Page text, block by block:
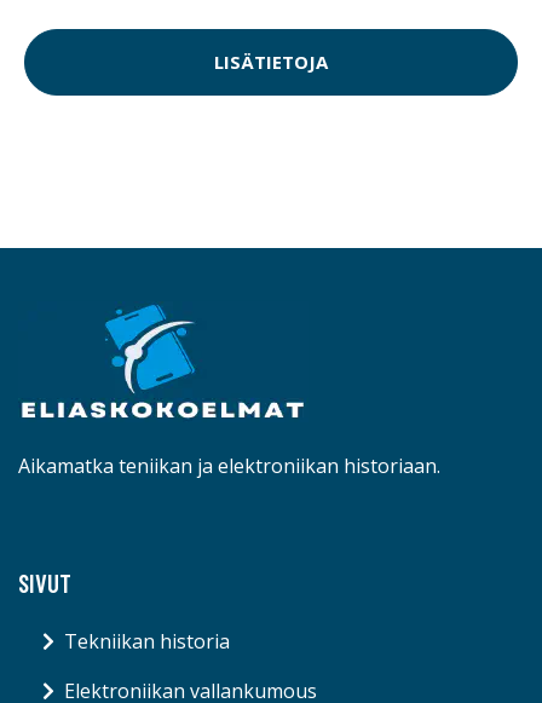
LISÄTIETOJA
Aikamatka teniikan ja elektroniikan historiaan.
SIVUT
Tekniikan historia
Elektroniikan vallankumous